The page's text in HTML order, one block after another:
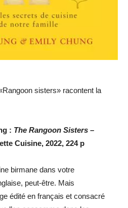
sisters» racontent la
: The Rangoon Sisters –
Cuisine, 2022, 224 p
birmane dans votre
peut-être. Mais
édité en français et consacré